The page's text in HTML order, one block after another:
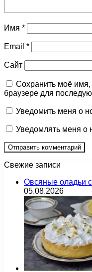
Имя *
Email *
Сайт
Сохранить моё имя,
браузере для
Уведомить меня о
Уведомлять меня о
Свежие записи
Овсяные оладьи
05.08.2026